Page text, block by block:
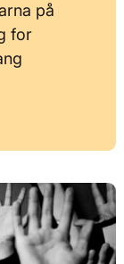
på
for